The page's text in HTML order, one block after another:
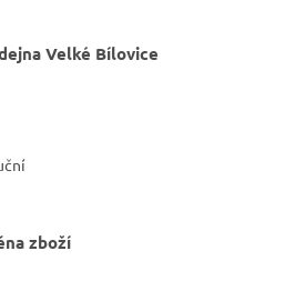
Velké Bílovice
zboží